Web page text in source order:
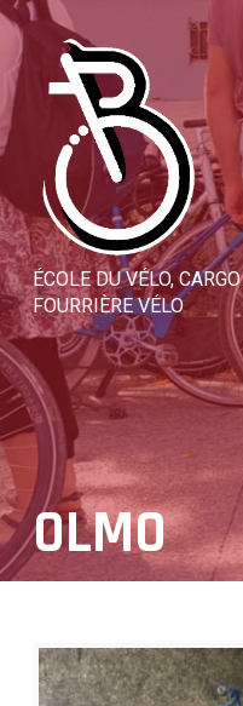
Skip
content
ÉCOLE DU VÉLO,
FOURRIÈRE VÉLO
OLMO